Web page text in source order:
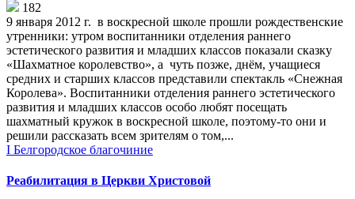
182
9 января 2012 г. в воскресной школе прошли рождественские
утренники: утром воспитанники отделения раннего
эстетического развития и младших классов показали сказку
«Шахматное королевство», а чуть позже, днём, учащиеся
средних и старших классов представили спектакль «Снежная
Королева». Воспитанники отделения раннего эстетического
развития и младших классов особо любят посещать
шахматный кружок в воскресной школе, поэтому-то они и
решили рассказать всем зрителям о том,...
I Белгородское благочиние
Реабилитация в Церкви Христовой